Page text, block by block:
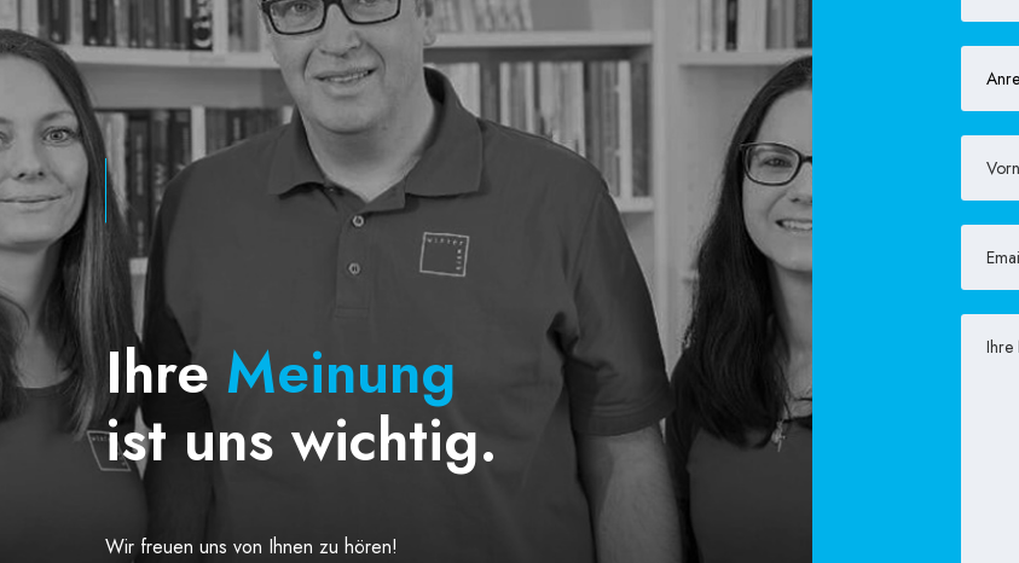
Ihre Meinung
ist uns wichtig.
Wir freuen uns von Ihnen zu hören!